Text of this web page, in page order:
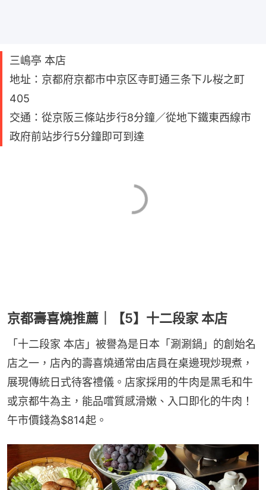
三嶋亭 本店
地址：京都府京都市中京区寺町通三条下ル桜之町
405
交通：從京阪三條站步行8分鐘／從地下鐵東西線市
政府前站步行5分鐘即可到達
京都壽喜燒推薦｜【5】十二段家 本店
「十二段家 本店」被譽為是日本「涮涮鍋」的創始名
店之一，店內的壽喜燒通常由店員在桌邊現炒現煮，
展現傳統日式待客禮儀。店家採用的牛肉是黑毛和牛
或京都牛為主，能品嚐質感滑嫩、入口即化的牛肉！
午市價錢為$814起。